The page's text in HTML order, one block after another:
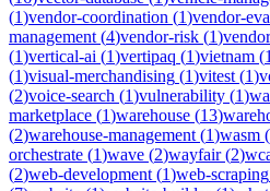
(1)vendor-coordination (1)vendor-
management (4)vendor-risk (1)
(1)vertical-ai (1)vertipaq (1)vietnam (1
(1)visual-merchandising (1)vitest (1)
(2)voice-search (1)vulnerability (1)
marketplace (1)warehouse (13)
(2)warehouse-management (1)wasm (
orchestrate (1)wave (2)wayfair(2)
(2)web-development (1)web-scraping